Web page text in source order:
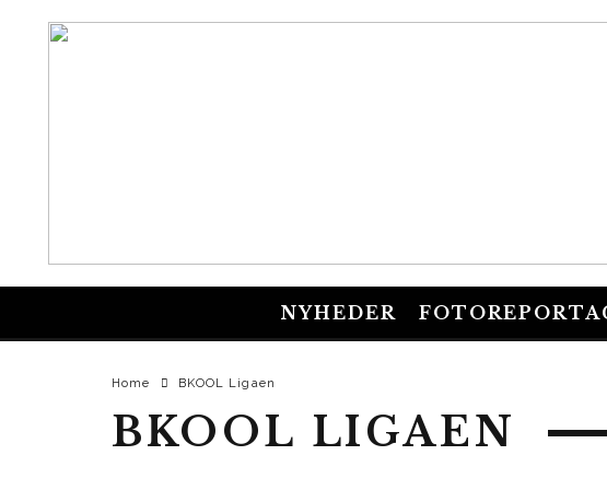
NYHEDER
Home BKOOL Ligaen
BKOOL LIGAEN